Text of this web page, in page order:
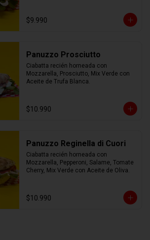
$9.990
Panuzzo Prosciutto
Ciabatta recién horneada con
Mozzarella, Prosciutto, Mix Verde con
Aceite de Trufa Blanca.
$10.990
Panuzzo Reginella di Cuori
Ciabatta recién horneada con
Mozzarella, Pepperoni, Salame, Tomate
Cherry, Mix Verde con Aceite de Oliva.
$10.990